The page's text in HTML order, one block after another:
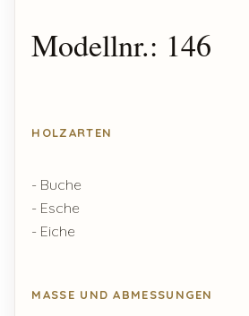
Modellnr.: 146
HOLZARTEN
- Buche
- Esche
- Eiche
MASSE UND ABMESSUNGEN